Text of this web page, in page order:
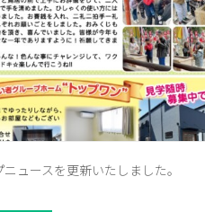
ニュースを更新いたしました。